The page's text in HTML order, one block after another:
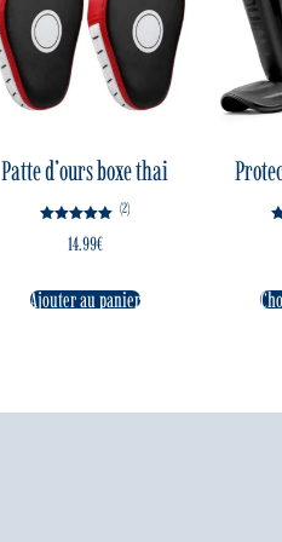
Patte d’ours boxe thai
5.00
(2)
14.99€
Ajouter au panier